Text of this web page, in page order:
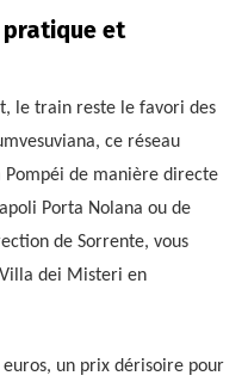
pratique et
le train reste le favori des
ce réseau
de manière directe
Porta Nolana ou de
de Sorrente, vous
dei Misteri en
un prix dérisoire pour